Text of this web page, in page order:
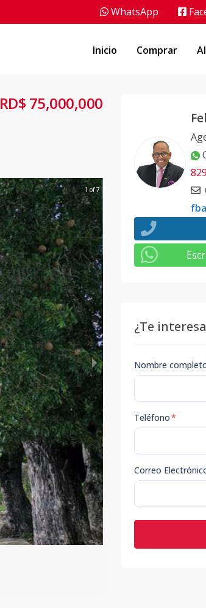
WhatsApp
Inicio Comprar
RD$ 75,000,000
1 of 7
¿Te
Nombre
Teléfono*
Correo